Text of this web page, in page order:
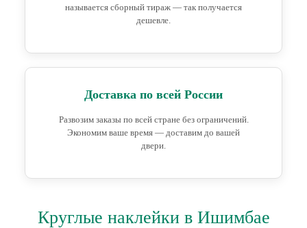
называется сборный тираж — так получается
дешевле.
Доставка по всей России
Развозим заказы по всей стране без ограничений.
Экономим ваше время — доставим до вашей
двери.
Круглые наклейки в Ишимбае